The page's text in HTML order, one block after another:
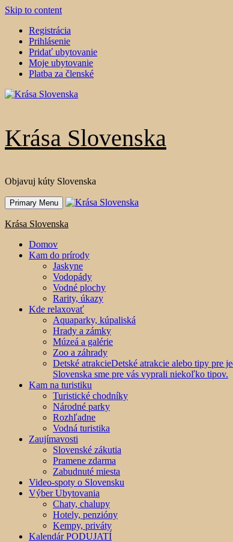
Skip to content
Registrácia
Prihlásenie
Pridať ubytovanie
Moje ubytovanie
Platba za členské
Krása Slovenska
Objavuj kúty Slovenska
Primary Menu
Krása Slovenska
Domov
Kam do prírody
Jaskyne
Vodopády
Vodné plochy
Rarity, úkazy
Kde relaxovať
Aquaparky, kúpaliská
Hrady a zámky
Múzeá a galérie
Zoo a záhrady
Detské atrakcieDetské atrakcie alebo tipy pre
Slovenska sme pre vás vyprali niekoľko tipov.
Kam na turistiku
Turistické chodníky
Národné parky
Rozhľadne
Vodná turistika
Zaujímavosti
Slovenské zákutia
Pramene zdarma
Zabudnuté miesta
Video-spoty o Slovensku
Výber Ubytovania
Chaty, chalupy
Hotely, penzióny
Kempy, priváty
Kalendár PODUJATÍ